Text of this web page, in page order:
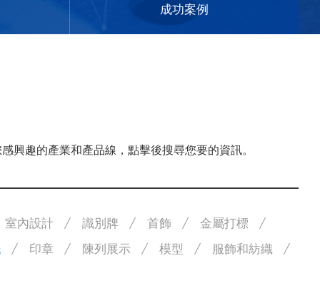
成功案例
趣的產業和產品線，點擊後搜尋您要的資訊。
室內設計 識別牌 首飾
金屬打標
印章 陳列展示 模型 服飾和紡織